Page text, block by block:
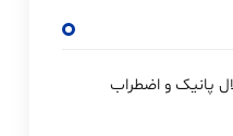
پانیک و اضطراب